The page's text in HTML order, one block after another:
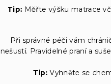
Tip: Měřte výšku matrace
Při správné péči vám
nešustí. Pravidelné praní a
Tip: Vyhněte se